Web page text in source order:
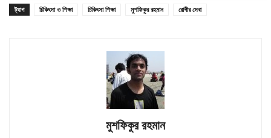
ট্যাগ চিকিৎসা ও শিক্ষা চিকিৎসা শিক্ষা মুশফিকুর রহমান রোগীর সেবা
মুশফিকুর রহমান